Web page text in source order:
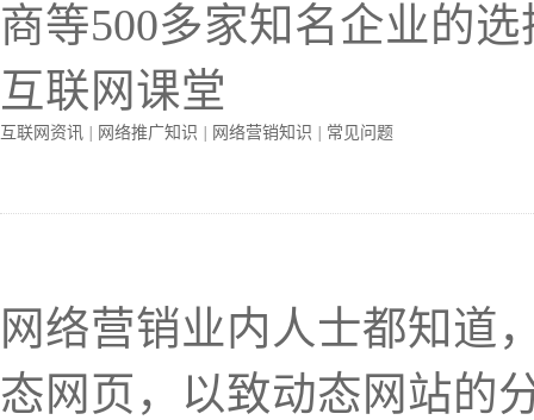
商等500多家知名企业的选
互联网课堂
互联网资讯 网络推广知识 网络营销知识 常见问题
网络营销业内人士都知道
态网页，以致动态网站的